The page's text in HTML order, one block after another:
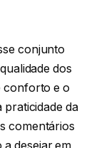
conjunto
dos
conforto e o
praticidade da
comentários